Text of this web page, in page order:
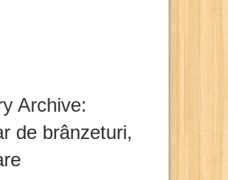
Archive:
de brânzeturi,